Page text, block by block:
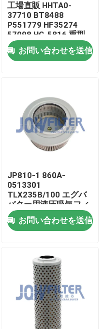
工場直販 HHTA0-
37710 BT8488
P551779 HF35274
57098 HC-5816 重型
機器用 液体オイルフィ
ルターお問い合わせを送信
JP810-1 860A-
0513301
TLX235B/100 エグバ
バター用液圧吸気フィ
ルター Yc50 Yc60
Yc65 Yc85
お問い合わせを送信